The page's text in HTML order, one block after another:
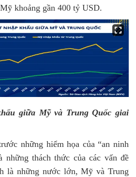
khoảng gần 400 tỷ USD.
giữa Mỹ và Trung Quốc giai
những hiểm họa của “an ninh
những thách thức của các vấn đề
là những nước lớn, Mỹ và Trung